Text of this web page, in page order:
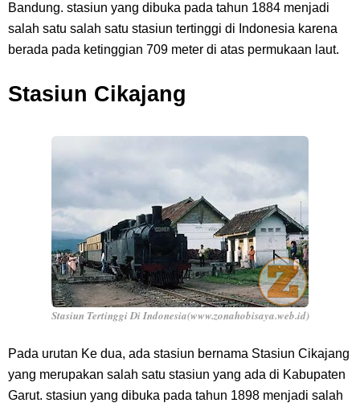
Bandung. stasiun yang dibuka pada tahun 1884 menjadi
salah satu salah satu stasiun tertinggi di Indonesia karena
berada pada ketinggian 709 meter di atas permukaan laut.
Stasiun Cikajang
Stasiun Tertinggi Di Indonesia(www.zonahobisaya.web.id)
Pada urutan Ke dua, ada stasiun bernama Stasiun Cikajang
yang merupakan salah satu stasiun yang ada di Kabupaten
Garut. stasiun yang dibuka pada tahun 1898 menjadi salah